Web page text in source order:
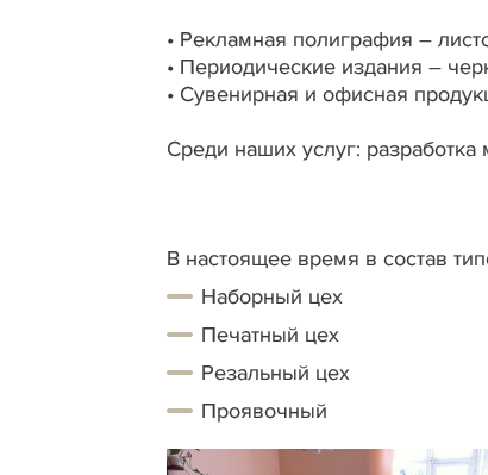
• Рекламная полиграфия –
• Периодические издания –
• Сувенирная и офисная
Среди наших услуг:
В настоящее время в состав
Наборный цех
Печатный цех
Резальный цех
Проявочный